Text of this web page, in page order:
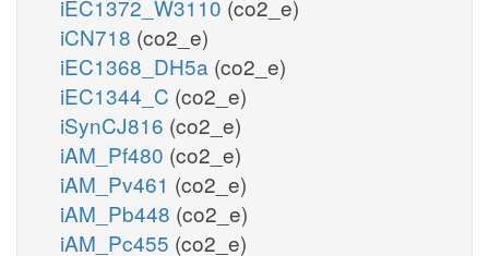
iEC1372_W3110 (co2_e)
iCN718 (co2_e)
iEC1368_DH5a (co2_e)
iEC1344_C (co2_e)
iSynCJ816 (co2_e)
iAM_Pf480 (co2_e)
iAM_Pv461 (co2_e)
iAM_Pb448 (co2_e)
iAM_Pc455 (co2_e)